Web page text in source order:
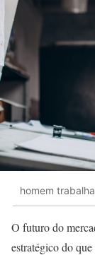
homem
O futuro do
estratégico do que